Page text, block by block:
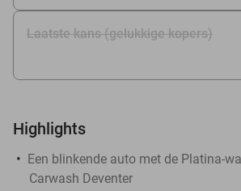
Laatste kans (gelukkige kopers)
Highlights
Een blinkende auto met de Platina-
Carwash Deventer